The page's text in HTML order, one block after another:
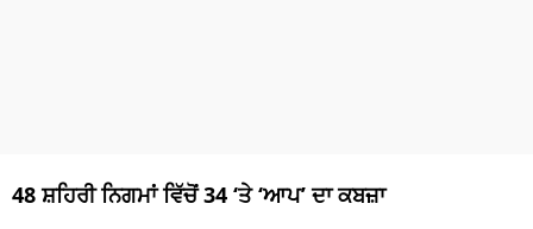
48 ਸ਼ਹਿਰੀ ਨਿਗਮਾਂ ਵਿੱਚੋਂ 34 ‘ਤੇ ‘ਆਪ’ ਦਾ ਕਬਜ਼ਾ